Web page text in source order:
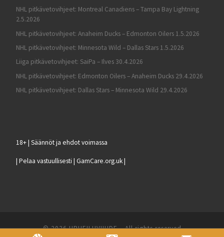
NHL pitkävetovihjeet: Montreal Canadiens – Tampa Bay Lightning
2.5.2026
NHL pitkävetovihjeet: Anaheim Ducks – Edmonton Oilers 1.5.2026
NHL pitkävetovihjeet: Minnesota Wild – Dallas Stars 1.5.2026
Liiga pitkävetovihjeet: SaiPa – Ilves 30.4.2026
NHL pitkävetovihjeet: Edmonton Oilers – Anaheim Ducks 29.4.2026
NHL pitkävetovihjeet: Dallas Stars – Minnesota Wild 29.4.2026
18+ | Säännöt ja ehdot voimassa
| Pelaa vastuullisesti | GamCare.org.uk |
© 2026URHEILUVIIHDE– All rights reserved